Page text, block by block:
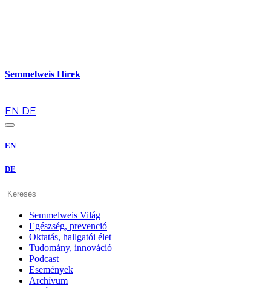
Semmelweis Hírek
EN DE
EN
DE
Semmelweis Világ
Egészség, prevenció
Oktatás, hallgatói élet
Tudomány, innováció
Podcast
Események
Archívum